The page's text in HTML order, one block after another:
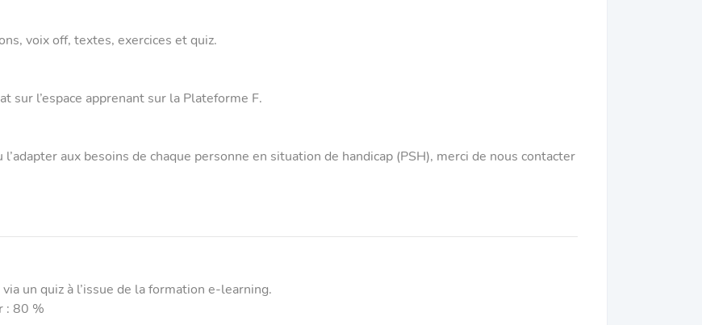
voix off, textes, exercices et quiz.
sur l’espace apprenant sur la Plateforme F.
aux besoins de chaque personne en situation de handicap (PSH), merci de nous contacter
un quiz à l’issue de la formation e-learning.
: 80 %